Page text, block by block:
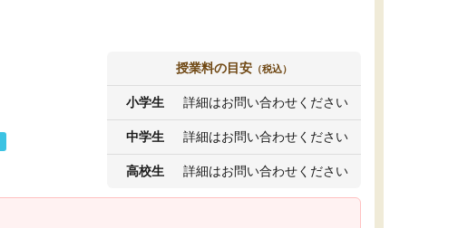
授業料の目安 （税込）
小学生 詳細はお問い合わせください
中学生 詳細はお問い合わせください
高校生 詳細はお問い合わせください